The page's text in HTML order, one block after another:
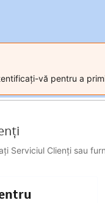
vă pentru a
Serviciul Clienți sau